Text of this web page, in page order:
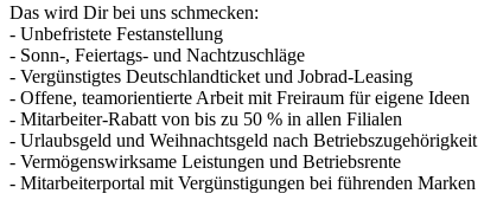
Das wird Dir bei uns schmecken:
- Unbefristete Festanstellung
- Sonn-, Feiertags- und Nachtzuschläge
- Vergünstigtes Deutschlandticket und Jobrad-Leasing
- Offene, teamorientierte Arbeit mit Freiraum für eigene Ideen
- Mitarbeiter-Rabatt von bis zu 50 % in allen Filialen
- Urlaubsgeld und Weihnachtsgeld nach Betriebszugehörigkeit
- Vermögenswirksame Leistungen und Betriebsrente
- Mitarbeiterportal mit Vergünstigungen bei führenden Marken